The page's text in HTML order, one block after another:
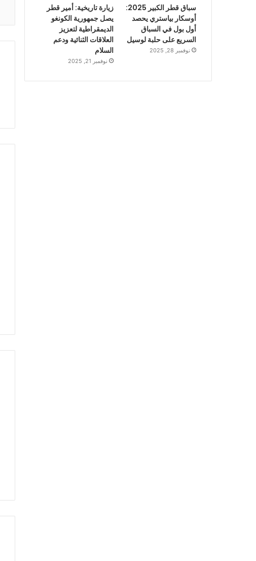
سباق قطر الكبير 2025:
أوسكار بياستري يحصد
أول بول في السباق
السريع على حلبة لوسيل
نوفمبر 28, 2025
زيارة تاريخية: أمير قطر
يصل جمهورية الكونغو
الديمقراطية لتعزيز
العلاقات الثنائية ودعم
السلام
نوفمبر 21, 2025